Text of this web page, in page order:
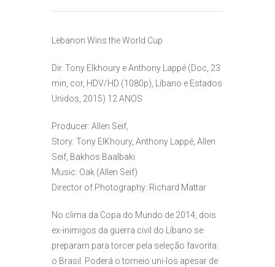
Lebanon Wins the World Cup
Dir. Tony Elkhoury e Anthony Lappé (Doc, 23
min, cor, HDV/HD (1080p), Líbano e Estados
Unidos, 2015) 12 ANOS
Producer: Allen Seif,
Story: Tony ElKhoury, Anthony Lappé, Allen
Seif, Bakhos Baalbaki
Music: Oak (Allen Seif)
Director of Photography: Richard Mattar
No clima da Copa do Mundo de 2014, dois
ex-inimigos da guerra civil do Líbano se
preparam para torcer pela seleção favorita:
o Brasil. Poderá o torneio uni-los apesar de